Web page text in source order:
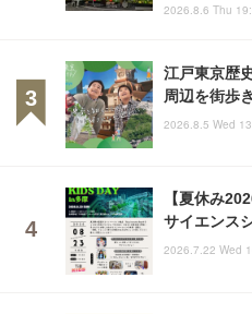
2026.8.6 Thu
江戸東京歴
周辺を街歩き
2026.8.5 Wed
【夏休み
サイエンス
2026.7.22 Wed